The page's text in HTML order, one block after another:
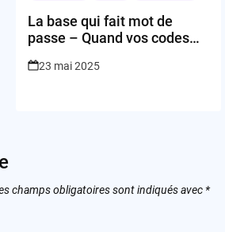
La base qui fait mot de
passe – Quand vos codes
23 mai 2025
champs obligatoires sont indiqués avec *